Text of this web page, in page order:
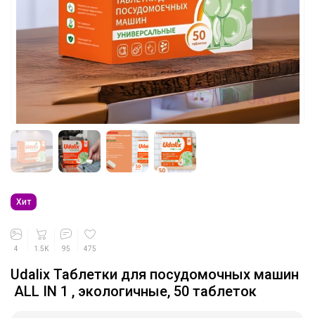
Хит
4 1.5K 95 475
Udalix Таблетки для посудомочных машин
ALL IN 1 , экологичные, 50 таблеток